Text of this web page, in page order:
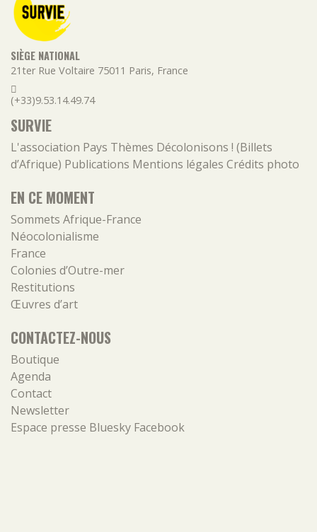
SIÈGE NATIONAL
21ter Rue Voltaire 75011 Paris, France
(+33)9.53.14.49.74
SURVIE
L'association Pays Thèmes Décolonisons ! (Billets
d’Afrique) Publications Mentions légales Crédits photo
EN CE MOMENT
Sommets Afrique-France
Néocolonialisme
France
Colonies d’Outre-mer
Restitutions
Œuvres d’art
CONTACTEZ-NOUS
Boutique
Agenda
Contact
Newsletter
Espace presse Bluesky Facebook